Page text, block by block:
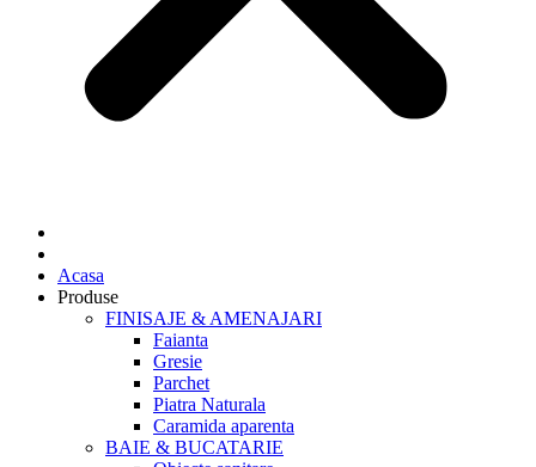
Acasa
Produse
FINISAJE & AMENAJARI
Faianta
Gresie
Parchet
Piatra Naturala
Caramida aparenta
BAIE & BUCATARIE